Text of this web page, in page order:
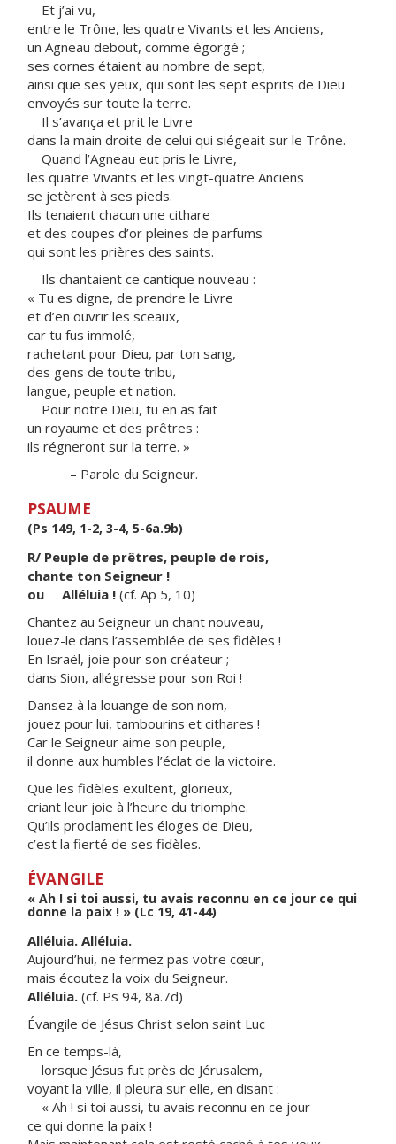
Et j’ai vu,
entre le Trône, les quatre Vivants et les Anciens,
un Agneau debout, comme égorgé ;
ses cornes étaient au nombre de sept,
ainsi que ses yeux, qui sont les sept esprits de Dieu
envoyés sur toute la terre.
Il s’avança et prit le Livre
dans la main droite de celui qui siégeait sur le Trône.
Quand l’Agneau eut pris le Livre,
les quatre Vivants et les vingt-quatre Anciens
se jetèrent à ses pieds.
Ils tenaient chacun une cithare
et des coupes d’or pleines de parfums
qui sont les prières des saints.
Ils chantaient ce cantique nouveau :
« Tu es digne, de prendre le Livre
et d’en ouvrir les sceaux,
car tu fus immolé,
rachetant pour Dieu, par ton sang,
des gens de toute tribu,
langue, peuple et nation.
Pour notre Dieu, tu en as fait
un royaume et des prêtres :
ils régneront sur la terre. »
– Parole du Seigneur.
PSAUME
(Ps 149, 1-2, 3-4, 5-6a.9b)
R/ Peuple de prêtres, peuple de rois,
chante ton Seigneur !
ou Alléluia ! (cf. Ap 5, 10)
Chantez au Seigneur un chant nouveau,
louez-le dans l’assemblée de ses fidèles !
En Israël, joie pour son créateur ;
dans Sion, allégresse pour son Roi !
Dansez à la louange de son nom,
jouez pour lui, tambourins et cithares !
Car le Seigneur aime son peuple,
il donne aux humbles l’éclat de la victoire.
Que les fidèles exultent, glorieux,
criant leur joie à l’heure du triomphe.
Qu’ils proclament les éloges de Dieu,
c’est la fierté de ses fidèles.
ÉVANGILE
« Ah ! si toi aussi, tu avais reconnu en ce jour ce qui
donne la paix ! » (Lc 19, 41-44)
Alléluia. Alléluia.
Aujourd’hui, ne fermez pas votre cœur,
mais écoutez la voix du Seigneur.
Alléluia. (cf. Ps 94, 8a.7d)
Évangile de Jésus Christ selon saint Luc
En ce temps-là,
lorsque Jésus fut près de Jérusalem,
voyant la ville, il pleura sur elle, en disant :
« Ah ! si toi aussi, tu avais reconnu en ce jour
ce qui donne la paix !